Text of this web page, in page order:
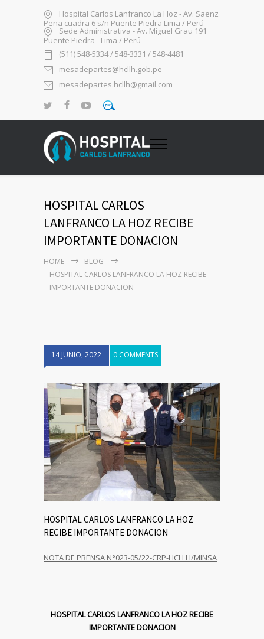
Hospital Carlos Lanfranco La Hoz - Av. Saenz
Peña cuadra 6 s/n Puente Piedra Lima / Perú
Sede Administrativa - Av. Miguel Grau 191
Puente Piedra - Lima / Perú
(511) 548-5334 / 548-3331 / 548-4481
mesadepartes@hcllh.gob.pe
mesadepartes.hcllh@gmail.com
HOSPITAL CARLOS
LANFRANCO LA HOZ RECIBE
IMPORTANTE DONACION
HOME
BLOG
HOSPITAL CARLOS LANFRANCO LA HOZ RECIBE
IMPORTANTE DONACION
14 JUNIO, 2022 0 COMMENTS
HOSPITAL CARLOS LANFRANCO LA HOZ
RECIBE IMPORTANTE DONACION
NOTA DE PRENSA N°023-05/22-CRP-HCLLH/MINSA
HOSPITAL CARLOS LANFRANCO LA HOZ RECIBE
IMPORTANTE DONACION